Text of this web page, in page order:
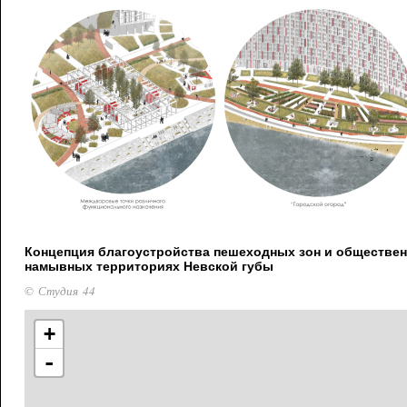
Концепция благоустройства пешеходных зон и
намывных территориях Невской губы
© Студия 44
+
-